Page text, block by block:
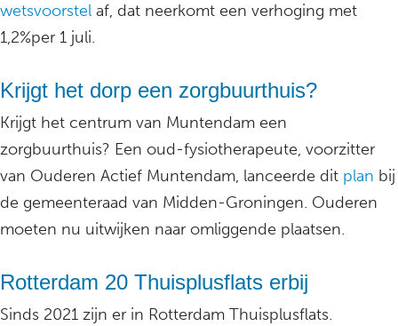
wetsvoorstel af, dat neerkomt een verhoging met
1,2%per 1 juli.
Krijgt het dorp een zorgbuurthuis?
Krijgt het centrum van Muntendam een
zorgbuurthuis? Een oud-fysiotherapeute, voorzitter
van Ouderen Actief Muntendam, lanceerde dit plan bij
de gemeenteraad van Midden-Groningen. Ouderen
moeten nu uitwijken naar omliggende plaatsen.
Rotterdam 20 Thuisplusflats erbij
Sinds 2021 zijn er in Rotterdam Thuisplusflats.